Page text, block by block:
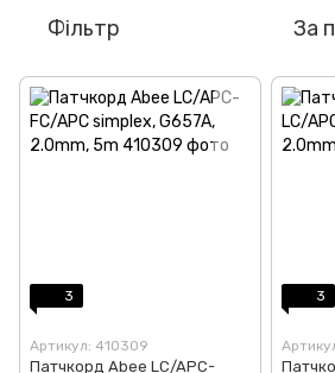
Фільтр За
3
Артикул: 410309
Патчкорд Abee LC/APC-
3